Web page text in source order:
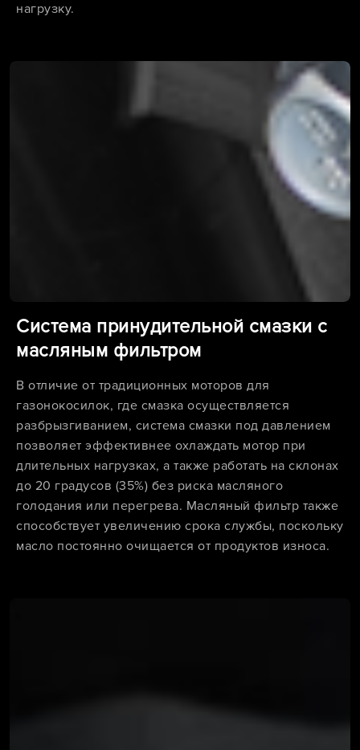
нагрузку.
Система принудительной смазки с
масляным фильтром
В отличие от традиционных моторов для
газонокосилок, где смазка осуществляется
разбрызгиванием, система смазки под давлением
позволяет эффективнее охлаждать мотор при
длительных нагрузках, а также работать на склонах
до 20 градусов (35%) без риска масляного
голодания или перегрева. Масляный фильтр также
способствует увеличению срока службы, поскольку
масло постоянно очищается от продуктов износа.